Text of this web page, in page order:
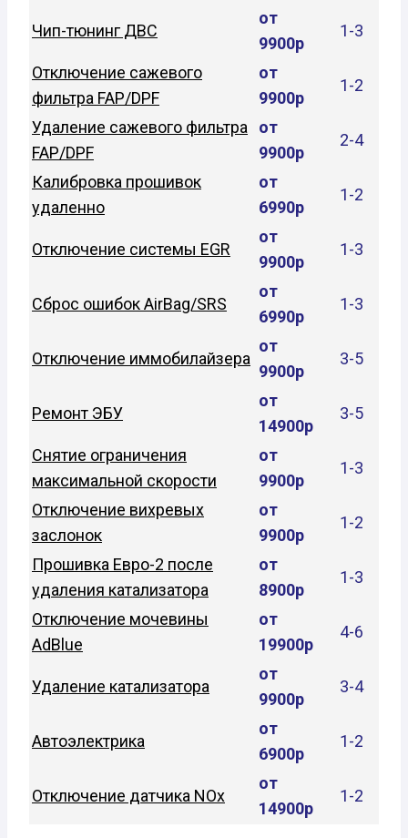
Чип-тюнинг ДВС
от
9900р
1-3
Отключение сажевого
фильтра FAP/DPF
от
9900р
1-2
Удаление сажевого фильтра
FAP/DPF
от
9900р
2-4
Калибровка прошивок
удаленно
от
6990р
1-2
Отключение системы EGR
от
9900р
1-3
Сброс ошибок AirBag/SRS
от
6990р
1-3
Отключение иммобилайзера
от
9900р
3-5
Ремонт ЭБУ
от
14900р
3-5
Снятие ограничения
максимальной скорости
от
9900р
1-3
Отключение вихревых
заслонок
от
9900р
1-2
Прошивка Евро-2 после
удаления катализатора
от
8900р
1-3
Отключение мочевины
AdBlue
от
19900р
4-6
Удаление катализатора
от
9900р
3-4
Автоэлектрика
от
6900р
1-2
Отключение датчика NOx
от
14900р
1-2